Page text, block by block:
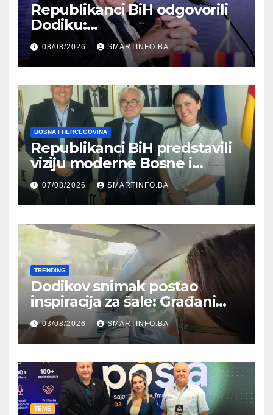
Republikanci BiH odgovorili
Dodiku:
Bosanskohercegovačka
kultura postoji i pripada svim
građanima
08/08/2026 SMARTINFO.BA
BOSNA I HERCEGOVINA
Republikanci BiH predstavili
viziju moderne Bosne i
Hercegovine ambasadoru
Njemačke
07/08/2026 SMARTINFO.BA
TRENDING
Dodikov snimak postao
inspiracija za šale: Građani
kroz parodiju poslali poruku
03/08/2026 SMARTINFO.BA
TEME